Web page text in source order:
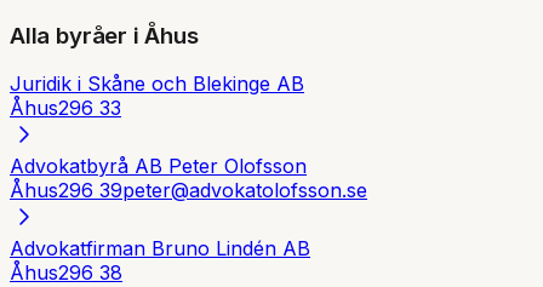
Alla byråer iÅhus
Juridik i Skåne och Blekinge AB
Åhus296 33
Advokatbyrå AB Peter Olofsson
Åhus296 39peter@advokatolofsson.se
Advokatfirman Bruno Lindén AB
Åhus296 38